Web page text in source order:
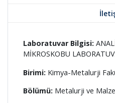
Laboratuvar Bilgisi:
MİKROSKOBU
Birimi: Kimya-Metalurji
Bölümü: Metalurji ve